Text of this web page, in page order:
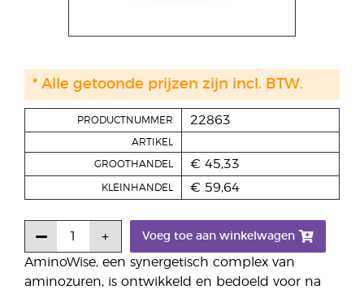
AminoWise, een synergetisch complex van
aminozuren, is ontwikkeld en bedoeld voor na
PRODUCTNUMMER 22863
ARTIKEL
GROOTHANDEL € 45,33
KLEINHANDEL € 59,64
Voeg toe aan winkelwagen
* Alle getoonde prijzen zijn incl. BTW.